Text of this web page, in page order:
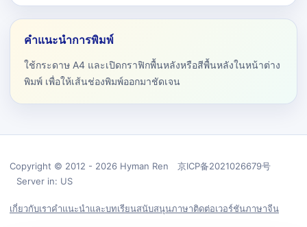
คำแนะนำการพิมพ์
ใช้กระดาษ A4 และเปิดกราฟิกพื้นหลังหรือสีพื้นหลังในหน้าต่าง
พิมพ์ เพื่อให้เส้นช่องพิมพ์ออกมาชัดเจน
Copyright © 2012 - 2026 Hyman Ren 京ICP备2021026679号
Server in: US
เกี่ยวกับเราคำแนะนำและบทเรียนสนับสนุนภาษาติดต่อเวอร์ชันภาษาจีน